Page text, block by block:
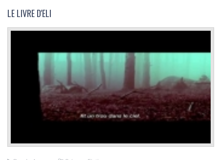
LE LIVRE D'ELI